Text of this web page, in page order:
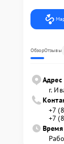
ОбзорОтзывы
Адрес
г.
+7
+7